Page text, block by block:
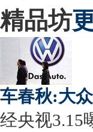
精品坊
车春秋:大
经央视3.15